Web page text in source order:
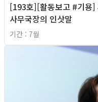
[193호][활동보고 #기용]
사무국장의 인삿말
기간 : 7월